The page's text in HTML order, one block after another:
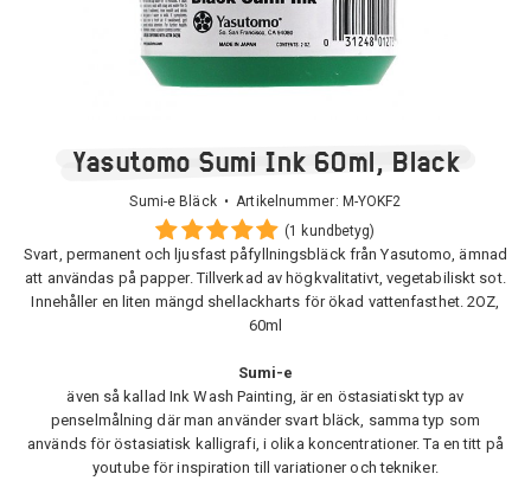
Yasutomo Sumi Ink 60ml, Black
Sumi-e Bläck • Artikelnummer: M-YOKF2
(1 kundbetyg)
Svart, permanent och ljusfast påfyllningsbläck från Yasutomo, ämnad
att användas på papper. Tillverkad av högkvalitativt, vegetabiliskt sot.
Innehåller en liten mängd shellackharts för ökad vattenfasthet. 2OZ,
60ml
Sumi-e
även så kallad Ink Wash Painting, är en östasiatiskt typ av
penselmålning där man använder svart bläck, samma typ som
används för östasiatisk kalligrafi, i olika koncentrationer. Ta en titt på
youtube för inspiration till variationer och tekniker.